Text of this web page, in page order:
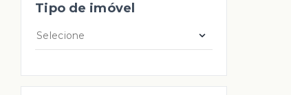
Tipo de imóvel
Selecione